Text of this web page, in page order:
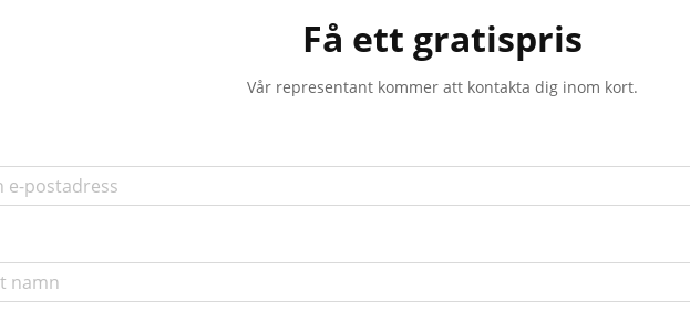
Få ett gratispris
Vår representant kommer att kontakta dig inom kort.